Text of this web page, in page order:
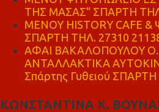
ΤΗΣ ΜΑΣΑΣ" ΣΠΑΡΤΗ
ΜΕΝΟΥ HISTORY CAFE
ΣΠΑΡΤΗ ΤΗΛ. 27310
ΑΦΑΙ ΒΑΚΑΛΟΠΟΥΛΟΥ
ΑΝΤΑΛΛΑΚΤΙΚΑ
Σπάρτης Γυθειού ΣΠΑΡΤΗ
ΚΩΝΣΤΑΝΤΙΝΑ Κ.